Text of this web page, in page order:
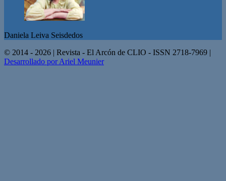
Daniela Leiva Seisdedos
© 2014 - 2026 | Revista - El Arcón de CLIO - ISSN 2718-7969 |
Desarrollado por Ariel Meunier